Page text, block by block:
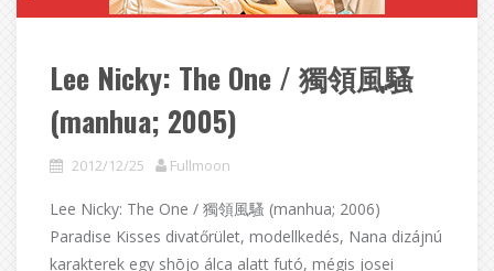
Lee Nicky: The One / 獨領風騷
(manhua; 2005)
2012/12/25 Fullmoon
Lee Nicky: The One / 獨領風騷 (manhua; 2006)
Paradise Kisses divatőrület, modellkedés, Nana dizájnú
karakterek egy shōjo álca alatt futó, mégis josei